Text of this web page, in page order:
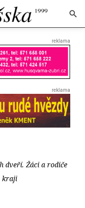
dveří. Žáci a rodiče
kraji